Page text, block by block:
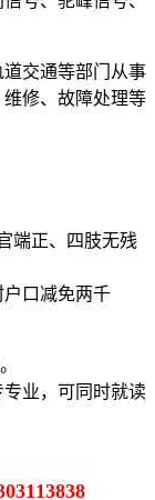
交通等部门从事
修、故障处理等
端正、四肢无残
户口减免两千
业，可同时就读